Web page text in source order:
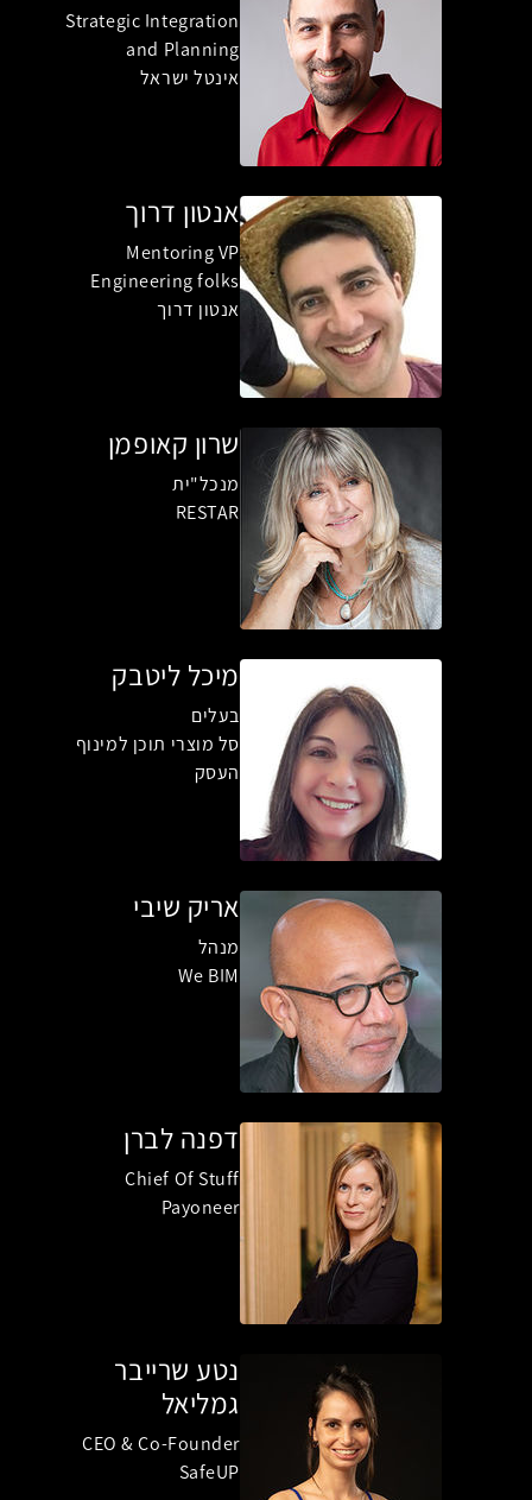
Strategic Integration
and Planning
אינטל ישראל
אנטון דרוך
Mentoring VP
Engineering folks
אנטון דרוך
שרון קאופמן
מנכל"ית
RESTAR
מיכל ליטבק
בעלים
סל מוצרי תוכן למינוף
העסק
אריק שיבי
מנהל
We BIM
דפנה לברן
Chief Of Stuff
Payoneer
נטע שרייבר
גמליאל
CEO & Co-Founder
SafeUP